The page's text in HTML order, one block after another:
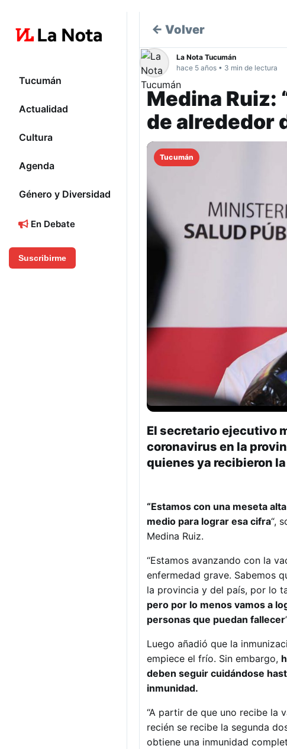
Tucumán
Actualidad
Cultura
Agenda
Género y Diversidad
En Debate
Suscribirme
← Volver
La Nota Tucumán
hace 5 años • 3 min de lectura
Medina Ruiz:
de alrededor
Tucumán
El secretario ejecutivo
coronavirus en la
quienes ya recibieron
“Estamos con una meseta
medio para lograr esa cifra“,
Medina Ruiz.
“Estamos avanzando con la
enfermedad grave. Sabemos
la provincia y del país, por lo
pero por lo menos vamos a
personas que puedan fallecer
Luego añadió que la
empiece el frío. Sin embargo,
deben seguir cuidándose
inmunidad.
“A partir de que uno recibe la
recién se recibe la segunda
obtiene una inmunidad